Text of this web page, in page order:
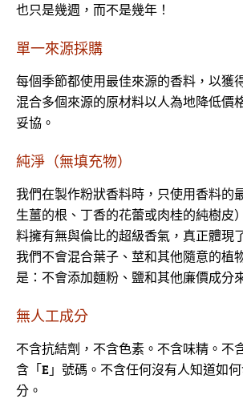
也只是幾週，而不是幾年！
單一來源採購
每個季節都使用最佳來源的香料，以獲
混合多個來源的原材料以人為地降低價
妥協。
純淨（無填充物）
我們在製作粉狀香料時，只使用香料的
生薑的根、丁香的花蕾或肉桂的純樹皮
料擁有無與倫比的超級香氣，真正體現
我們不會混合葉子、莖和其他隨意的植
是：不會添加麵粉、鹽和其他廉價成分
無人工成分
不含抗結劑，不含色素。不含味精。不
含「E」號碼。不含任何沒有人知道如
分。